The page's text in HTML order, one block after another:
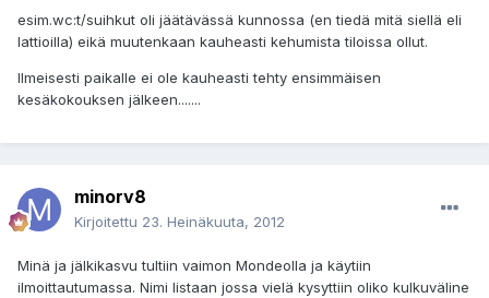
esim.wc:t/suihkut oli jäätävässä kunnossa (en tiedä mitä siellä eli
lattioilla) eikä muutenkaan kauheasti kehumista tiloissa ollut.
Ilmeisesti paikalle ei ole kauheasti tehty ensimmäisen
kesäkokouksen jälkeen.......
minorv8
Kirjoitettu 23. Heinäkuuta, 2012
Minä ja jälkikasvu tultiin vaimon Mondeolla ja käytiin
ilmoittautumassa. Nimi listaan jossa vielä kysyttiin oliko kulkuväline